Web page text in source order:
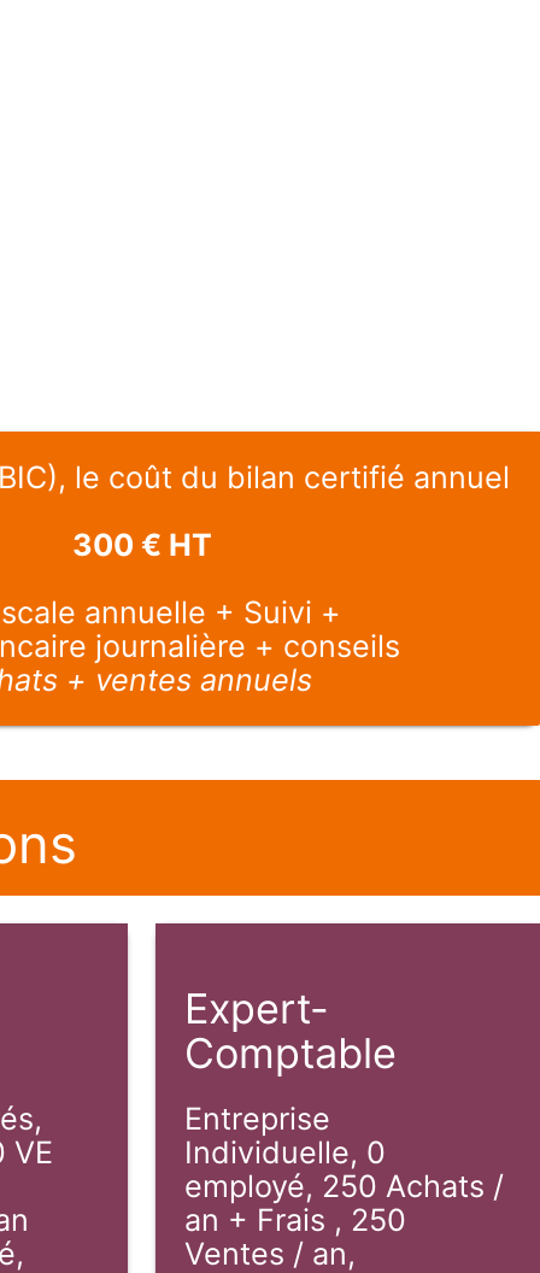
le coût du bilan certifié annuel
300 € HT
annuelle + Suivi +
journalière + conseils
+ ventes annuels
VE
Expert-
Comptable
Entreprise
Individuelle, 0
employé, 250 Achats /
an + Frais , 250
Ventes / an,